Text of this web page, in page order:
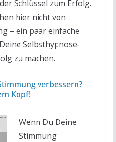
Schlüssel zum Erfolg.
hier nicht von
– ein paar einfache
Selbsthypnose-
zu machen.
verbessern?
Kopf!
Wenn Du Deine
Stimmung